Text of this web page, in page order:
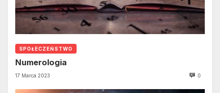
SPOŁECZEŃSTWO
Numerologia
17 Marca 2023 0